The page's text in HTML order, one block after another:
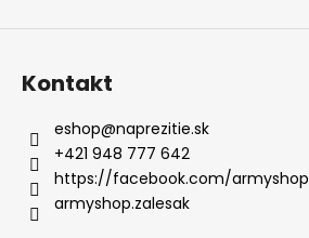
Kontakt
eshop@naprezitie.sk
+421 948 777 642
https://facebook.com/
armyshop.zalesak